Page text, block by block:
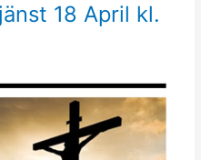
18 April kl.